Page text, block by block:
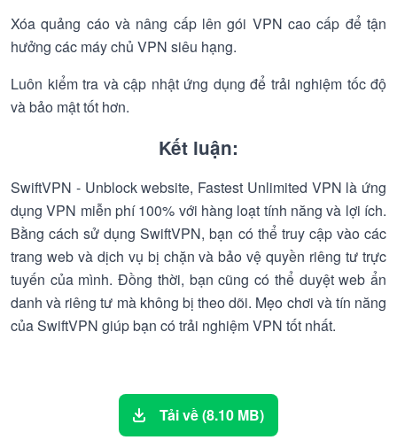
Xóa quảng cáo và nâng cấp lên gói VPN cao cấp để tận
hưởng các máy chủ VPN siêu hạng.
Luôn kiểm tra và cập nhật ứng dụng để trải nghiệm tốc độ
và bảo mật tốt hơn.
Kết luận:
SwiftVPN - Unblock website, Fastest Unlimited VPN là ứng
dụng VPN miễn phí 100% với hàng loạt tính năng và lợi ích.
Bằng cách sử dụng SwiftVPN, bạn có thể truy cập vào các
trang web và dịch vụ bị chặn và bảo vệ quyền riêng tư trực
tuyến của mình. Đồng thời, bạn cũng có thể duyệt web ẩn
danh và riêng tư mà không bị theo dõi. Mẹo chơi và tín năng
của SwiftVPN giúp bạn có trải nghiệm VPN tốt nhất.
Tải về (8.10 MB)